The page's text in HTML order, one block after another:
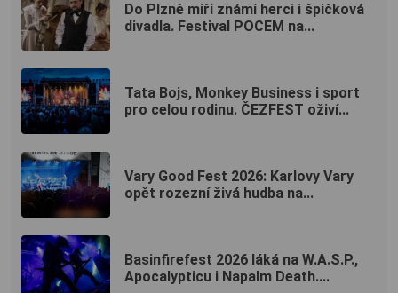
Do Plzně míří známí herci i špičková
divadla. Festival POCEM na...
Tata Bojs, Monkey Business i sport
pro celou rodinu. ČEZFEST oživí...
Vary Good Fest 2026: Karlovy Vary
opět rozezní živá hudba na...
Basinfirefest 2026 láká na W.A.S.P.,
Apocalypticu i Napalm Death....